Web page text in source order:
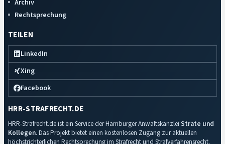
Archiv
Rechtsprechung
TEILEN
LinkedIn
Xing
Facebook
HRR-STRAFRECHT.DE
HRR-Strafrecht.de ist ein Service der Hamburger Anwaltskanzlei Strate und
Kollegen. Das Projekt bietet einen kostenlosen Zugang zur aktuellen
höchstrichterlichen Rechtsprechung im Strafrecht und Strafverfahrensrecht.